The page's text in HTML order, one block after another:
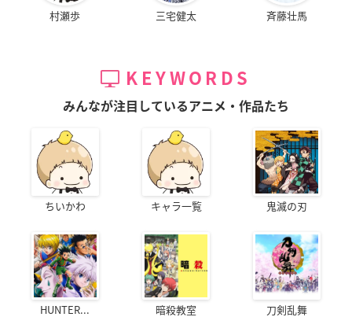
村瀬歩 三宅健太 斉藤壮馬
KEYWORDS
みんなが注目しているアニメ・作品たち
ちいかわ キャラ一覧 鬼滅の刃
HUNTER... 暗殺教室 刀剣乱舞